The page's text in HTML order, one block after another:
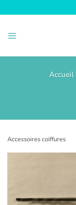
au
Accueil
Accessoires coiffures